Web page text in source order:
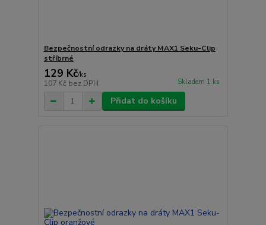
Bezpečnostní odrazky na dráty MAX1 Seku-Clip
stříbrné
129 Kč/ks
107 Kč bez DPH Skladem 1 ks
Přidat do košíku